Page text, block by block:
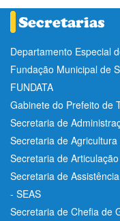
Departamento Especial
Fundação Municipal de
FUNDATA
Gabinete do Prefeito de
Secretaria de
Secretaria de
Secretaria de
Secretaria de
- SEAS
Secretaria de Chefia de